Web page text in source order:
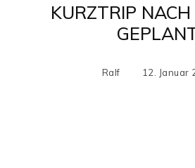
KURZTRIP
Ralf 12. Januar